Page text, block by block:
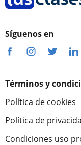
Síguenos en
Términos y
Política de cookies
Política de
Condiciones uso